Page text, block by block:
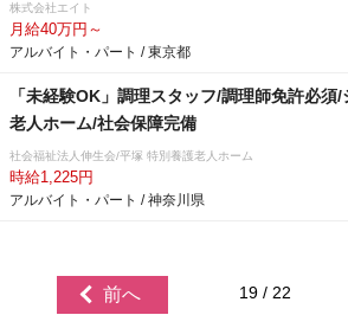
株式会社エイト
月給40万円～
アルバイト・パート / 東京都
「未経験OK」調理スタッフ/調理師免許必須
老人ホーム/社会保障完備
社会福祉法人伸生会/平塚 特別養護老人ホーム
時給1,225円
アルバイト・パート / 神奈川県
前へ 19 / 22